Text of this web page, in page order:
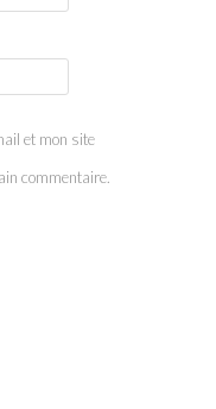
et mon site
commentaire.